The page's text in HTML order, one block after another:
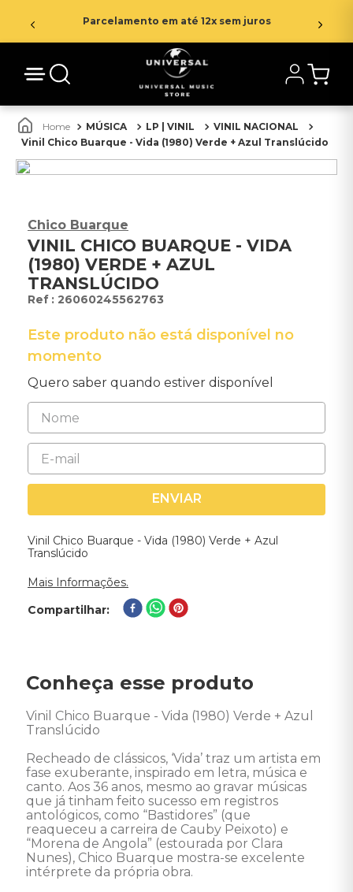
Parcelamento em até 12x sem juros
MÚSICA LP | VINIL
VINIL NACIONAL
Vinil Chico Buarque - Vida (1980) Verde + Azul Translúcido
Chico Buarque
VINIL CHICO BUARQUE - VIDA
(1980) VERDE + AZUL
TRANSLÚCIDO
: 26060245562763
Este produto não está disponível no
momento
Quero saber quando estiver disponível
ENVIAR
Vinil Chico Buarque - Vida (1980) Verde + Azul
Translúcido
Mais Informações.
Compartilhar
Conheça esse produto
Vinil Chico Buarque - Vida (1980) Verde + Azul
Translúcido
Recheado de clássicos, ‘Vida’ traz um artista em
fase exuberante, inspirado em letra, música e
canto. Aos 36 anos, mesmo ao gravar músicas
que já tinham feito sucesso em registros
antológicos, como “Bastidores” (que
reaqueceu a carreira de Cauby Peixoto) e
“Morena de Angola” (estourada por Clara
Nunes), Chico Buarque mostra-se excelente
intérprete da própria obra.